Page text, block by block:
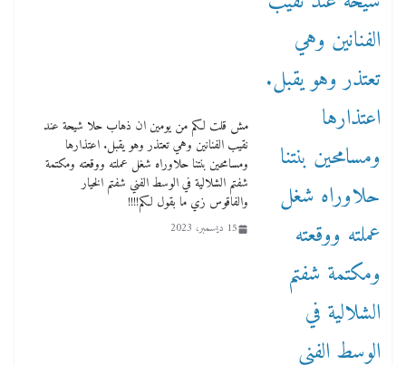
مش قلت لكم من يومين ان ذهاب حلا شيحة عند
نقيب الفنانين وهي تعتذر وهو يقبل. اعتذارها
ومسامحين بنتنا حلاوراه شغل عملته ووقعته ومكتمة
شفتم الشلالية في الوسط الفني شفتم الخيار
والفاقوس زي ما بقول لكم!!!!
15 ديسمبر، 2023